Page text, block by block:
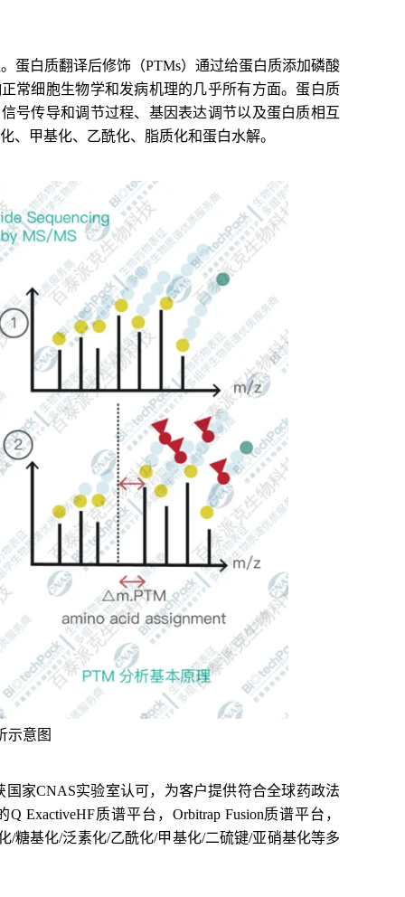
蛋白质翻译后修饰（PTMs）通过给蛋白质添加磷酸
常细胞生物学和发病机理的几乎所有方面。蛋白质
号传导和调节过程、基因表达调节以及蛋白质相互
、甲基化、乙酰化、脂质化和蛋白水解。
示意图
国家CNAS实验室认可，为客户提供符合全球药政法
ExactiveHF质谱平台，Orbitrap Fusion质谱平台，
/糖基化/泛素化/乙酰化/甲基化/二硫键/亚硝基化等多